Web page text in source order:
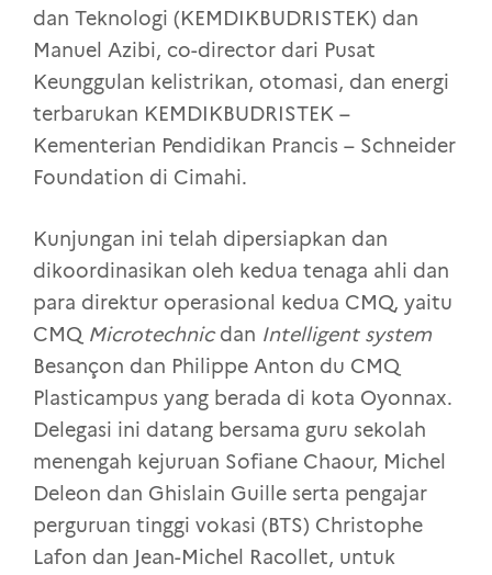
dan Teknologi (KEMDIKBUDRISTEK) dan
Manuel Azibi, co-director dari Pusat
Keunggulan kelistrikan, otomasi, dan energi
terbarukan KEMDIKBUDRISTEK –
Kementerian Pendidikan Prancis – Schneider
Foundation di Cimahi.
Kunjungan ini telah dipersiapkan dan
dikoordinasikan oleh kedua tenaga ahli dan
para direktur operasional kedua CMQ, yaitu
CMQ Microtechnicdan Intelligent system
Besançon dan Philippe Anton du CMQ
Plasticampus yang berada di kota Oyonnax.
Delegasi ini datang bersama guru sekolah
menengah kejuruan Sofiane Chaour, Michel
Deleon dan Ghislain Guille serta pengajar
perguruan tinggi vokasi (BTS) Christophe
Lafon dan Jean-Michel Racollet, untuk